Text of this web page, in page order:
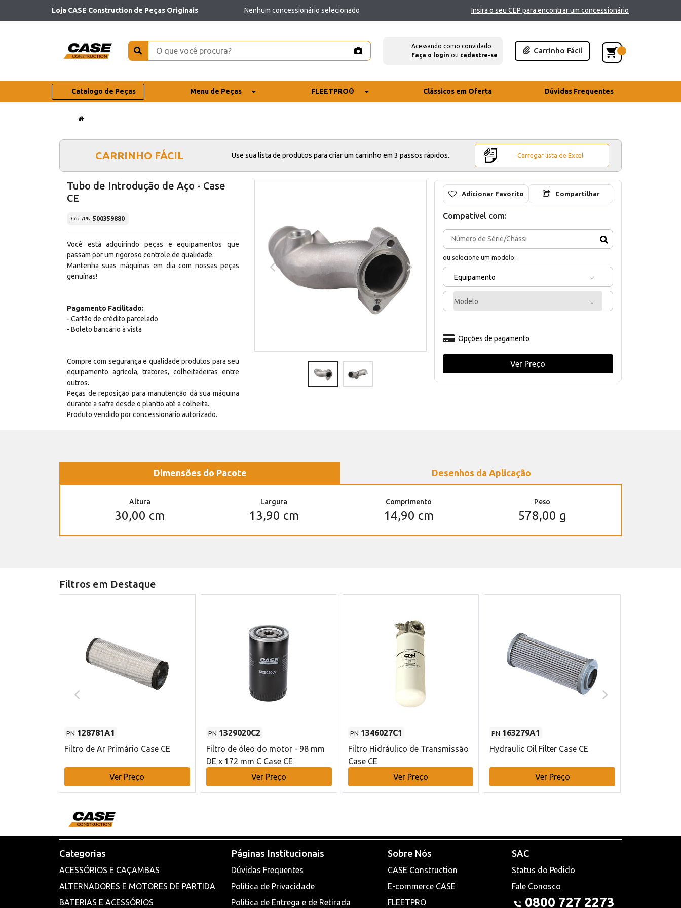
Loja CASE Construction de Peças Originais Nenhum concessionário selecionado Insira o seu CEP para encontrar um concessionário
Acessando como convidado
Faça o login ou cadastre-se
Carrinho Fácil
Catalogo de Peças Menu de Peças FLEETPRO® Clássicos em Oferta Dúvidas Frequentes
CARRINHO FÁCIL Use sua lista de produtos para criar um carrinho em 3 passos rápidos. Carregar lista de Excel
Tubo de Introdução de Aço - Case
CE
Cód./PN 500359880
Você está adquirindo peças e equipamentos que
passam por um rigoroso controle de qualidade.
Mantenha suas máquinas em dia com nossas peças
genuínas!
Pagamento Facilitado:
- Cartão de crédito parcelado
- Boleto bancário à vista
Compre com segurança e qualidade produtos para seu
equipamento agrícola, tratores, colheitadeiras entre
outros.
Peças de reposição para manutenção dá sua máquina
durante a safra desde o plantio até a colheita.
Produto vendido por concessionário autorizado.
Adicionar Favorito Compartilhar
Compativel com:
ou selecione um modelo:
Equipamento
Modelo
Opções de pagamento
Ver Preço
Dimensões do Pacote Desenhos da Aplicação
Altura
30,00 cm
Largura
13,90 cm
Comprimento
14,90 cm
Peso
578,00 g
Filtros em Destaque
PN 128781A1
Filtro de Ar Primário Case CE
Ver Preço
PN 1329020C2
Filtro de óleo do motor - 98 mm
DE x 172 mm C Case CE
Ver Preço
PN 1346027C1
Filtro Hidráulico de Transmissão
Case CE
Ver Preço
PN 163279A1
Hydraulic Oil Filter Case CE
Ver Preço
Categorias
ACESSÓRIOS E CAÇAMBAS
ALTERNADORES E MOTORES DE PARTIDA
BATERIAS E ACESSÓRIOS
Páginas Institucionais
Dúvidas Frequentes
Política de Privacidade
Política de Entrega e de Retirada
Sobre Nós
CASE Construction
E-commerce CASE
FLEETPRO
SAC
Status do Pedido
Fale Conosco
0800 727 2273